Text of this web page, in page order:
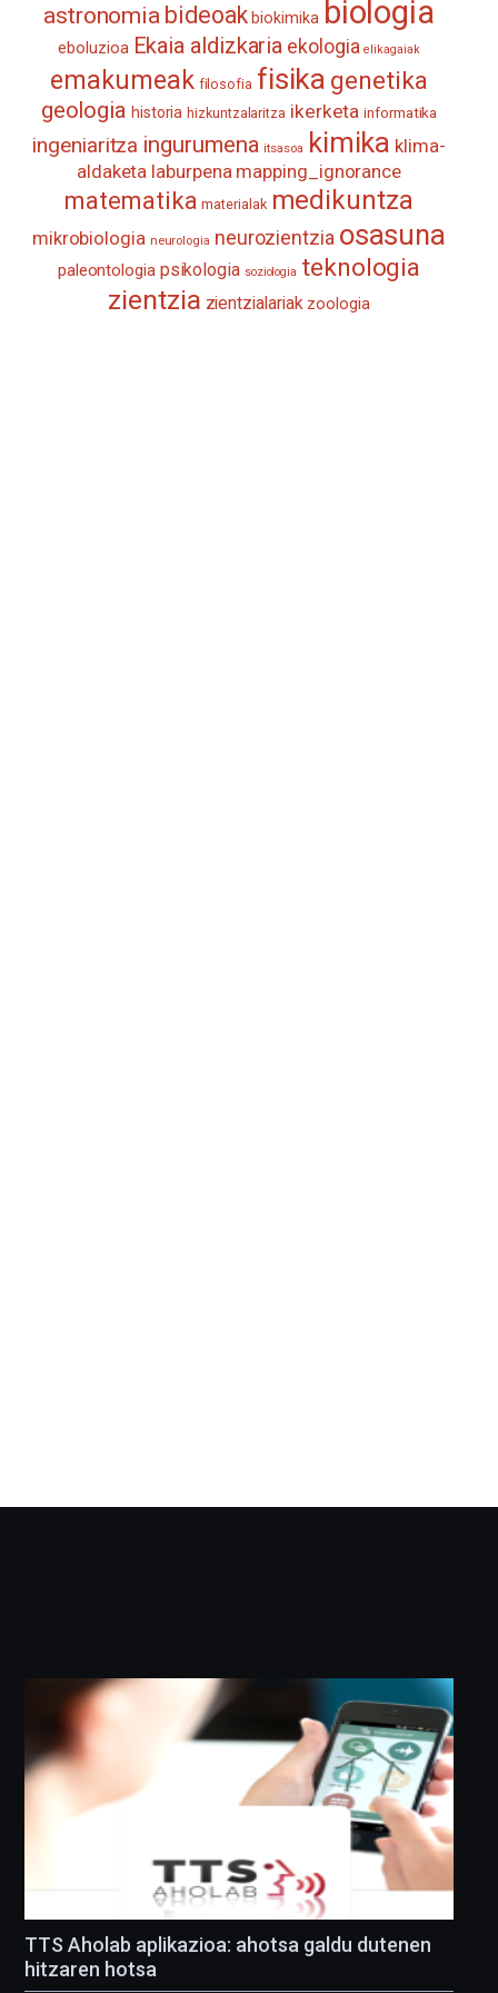
astronomia bideoak biokimika biologia
eboluzioa Ekaia aldizkaria ekologia elikagaiak
emakumeak filosofia fisika genetika
geologia historia hizkuntzalaritza ikerketa informatika
ingeniaritza ingurumena itsasoa kimika klima-
aldaketa laburpena mapping_ignorance
matematika materialak medikuntza
mikrobiologia neurologia neurozientzia osasuna
paleontologia psikologia soziologia teknologia
zientzia zientzialariak zoologia
TTS Aholab aplikazioa: ahotsa galdu dutenen
hitzaren hotsa